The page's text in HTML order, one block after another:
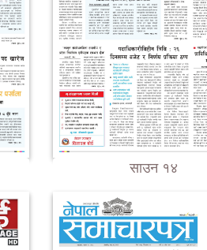
साउन १४